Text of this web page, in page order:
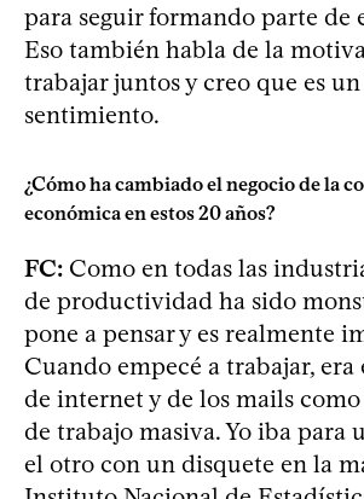
para seguir formando parte de
Eso también habla de la
trabajar juntos y creo que es
sentimiento.
¿Cómo ha cambiado el negocio de la
económica en estos 20 años?
FC: Como en todas las
de productividad ha sido
pone a pensar y es realmente
Cuando empecé a trabajar,
de internet y de los mails
de trabajo masiva. Yo iba para
el otro con un disquete en la